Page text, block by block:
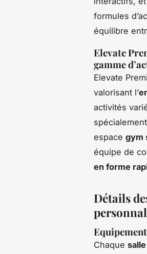
formules
équilibre
Elevate
gamme
Elevate
valorisant l’
activités
espace gym
équipe de
en forme
Détails
Chaque